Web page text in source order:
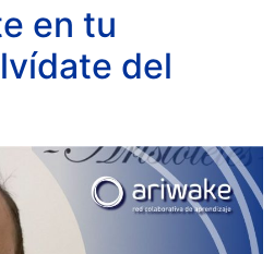
en tu
del